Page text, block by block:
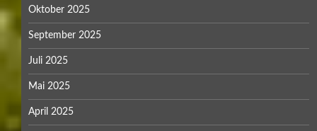
Oktober 2025
September 2025
Juli 2025
Mai 2025
April 2025